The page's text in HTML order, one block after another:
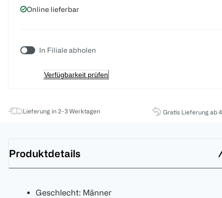
Online lieferbar
In Filiale abholen
Verfügbarkeit prüfen
Lieferung in 2-3 Werktagen Gratis Lieferung ab
Produktdetails
Geschlecht: Männer